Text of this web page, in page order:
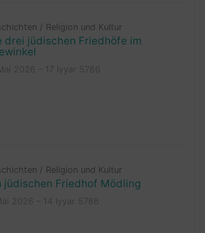
/ Religion und Kultur
drei jüdischen Friedhöfe im
/ Religion und Kultur
jüdischen Friedhof Mödling